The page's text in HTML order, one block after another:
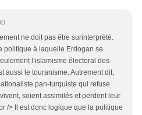
ne doit pas être surinterprété.
politique à laquelle Erdogan se
l’islamisme électoral des
aussi le touranisme. Autrement dit,
pan-turquiste qui refuse
soient assimilés et perdent leur
/> Il est donc logique que la politique